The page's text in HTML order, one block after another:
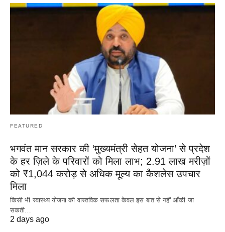
FEATURED
भगवंत मान सरकार की ‘मुख्यमंत्री सेहत योजना’ से प्रदेश
के हर ज़िले के परिवारों को मिला लाभ; 2.91 लाख मरीज़ों
को ₹1,044 करोड़ से अधिक मूल्य का कैशलेस उपचार
मिला
किसी भी स्वास्थ्य योजना की वास्तविक सफलता केवल इस बात से नहीं आँकी जा
सकती…
2 days ago